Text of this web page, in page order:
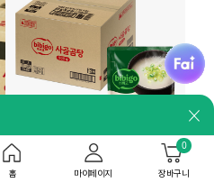
18개
담기
fai
홈 마이페이지 장바구니
0